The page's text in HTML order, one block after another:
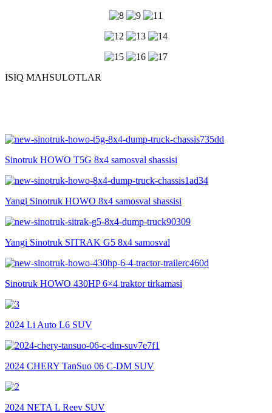
ISIQ MAHSULOTLAR
Sinotruk HOWO T5G 8x4 samosval shassisi
Yangi Sinotruk HOWO 8x4 samosval shassisi
Yangi Sinotruk SITRAK G5 8x4 samosval
Sinotruk HOWO 430HP 6×4 traktor tirkamasi
2024 Li Auto L6 SUV
2024 CHERY TanSuo 06 C-DM SUV
2024 NETA L Reev SUV